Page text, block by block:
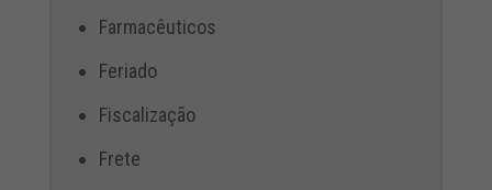
Farmacêuticos
Feriado
Fiscalização
Frete